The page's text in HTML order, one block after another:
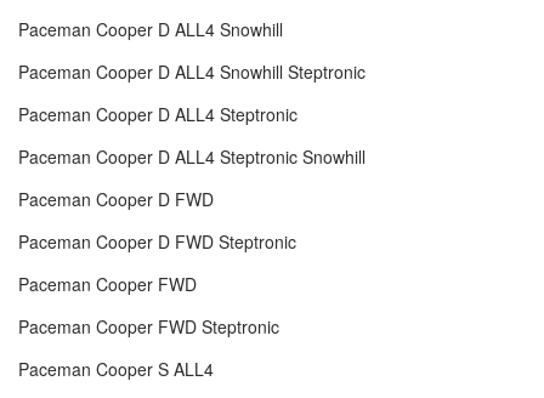
Paceman Cooper D ALL4 Snowhill
Paceman Cooper D ALL4 Snowhill Steptronic
Paceman Cooper D ALL4 Steptronic
Paceman Cooper D ALL4 Steptronic Snowhill
Paceman Cooper D FWD
Paceman Cooper D FWD Steptronic
Paceman Cooper FWD
Paceman Cooper FWD Steptronic
Paceman Cooper S ALL4